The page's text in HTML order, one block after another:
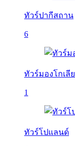
ทัวร์ปากีสถาน
6
ทัวร์มองโกเลีย
1
ทัวร์โปแลนด์